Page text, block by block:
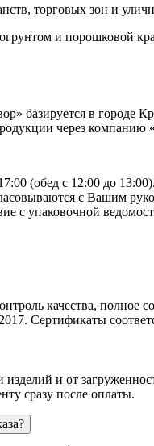
торговых зон и
и порошковой
базируется в городе
через
(обед с 12:00 до 13:00).
с Вашим
с упаковочной
качества, полное
Сертификаты
изделий и от
сразу после оплаты.